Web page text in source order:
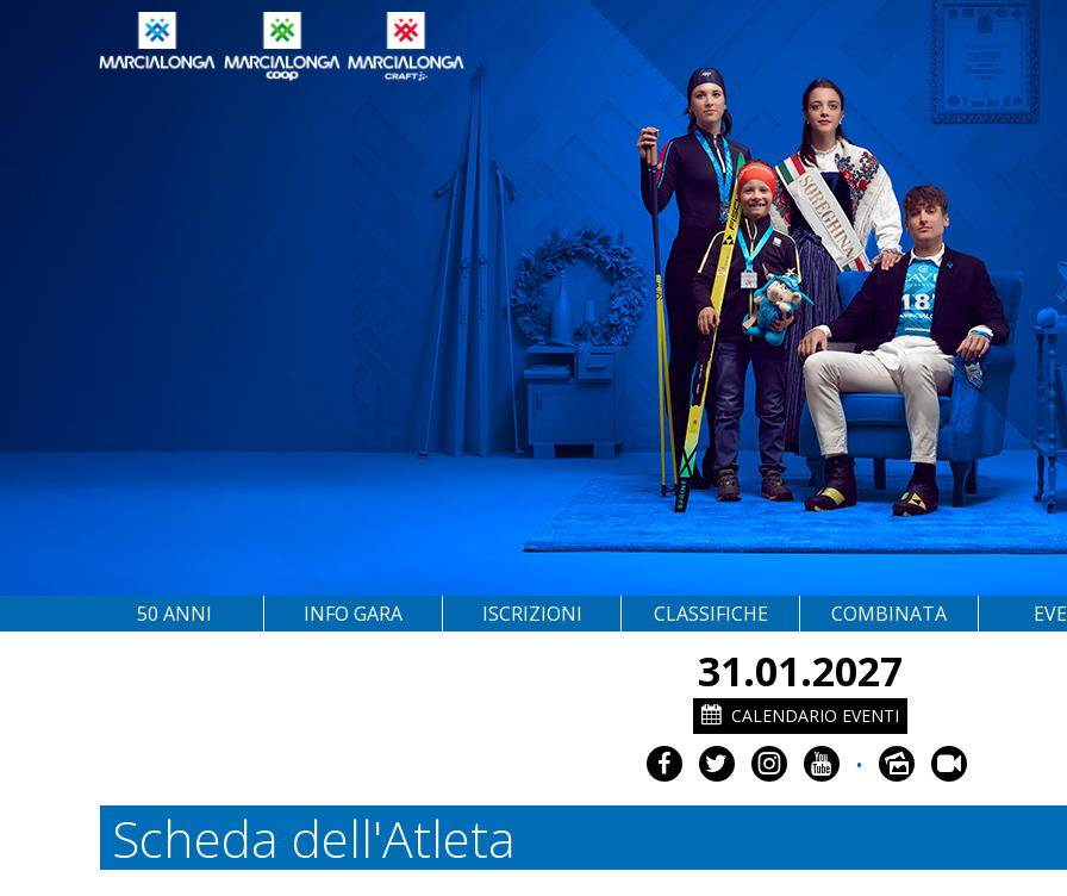
50 ANNI INFO GARA ISCRIZIONI CLASSIFICHE COMBINATA
31.01.2027
CALENDARIO EVENTI
•
Scheda dell'Atleta